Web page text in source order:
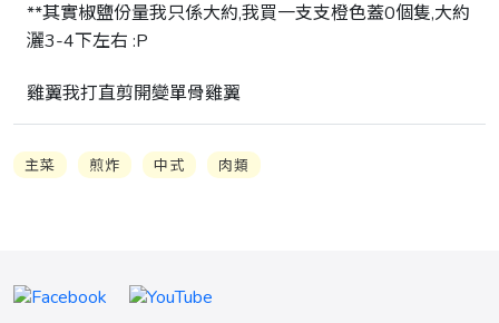
**其實椒鹽份量我只係大約,我買一支支橙色蓋0個隻,大約
灑3-4下左右 :P
雞翼我打直剪開變單骨雞翼
主菜 煎炸 中式 肉類